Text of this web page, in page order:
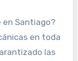
Santiago?
en toda
las